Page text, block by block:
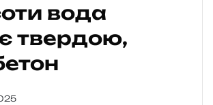
вода
твердою,